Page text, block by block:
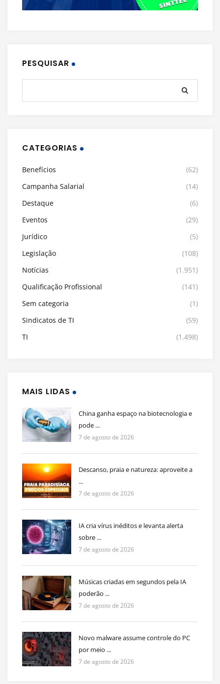
PESQUISAR
CATEGORIAS
Benefícios
(62)
Campanha Salarial
(14)
Destaque
(6)
Eventos
(29)
Jurídico
(5)
Legislação
(108)
Notícias
(1.951)
Qualificação Profissional
(141)
Sem categoria
(1)
Sindicatos de TI
(59)
TI
(1.498)
MAIS LIDAS
China ganha espaço na biotecnologia e
pode ...
7 de agosto de 2026
Descanso, praia e natureza: aproveite a
...
7 de agosto de 2026
IA cria vírus inéditos e levanta alerta
sobre ...
7 de agosto de 2026
Músicas criadas em segundos pela IA
poderão ...
7 de agosto de 2026
Novo malware assume controle do PC
por meio ...
7 de agosto de 2026